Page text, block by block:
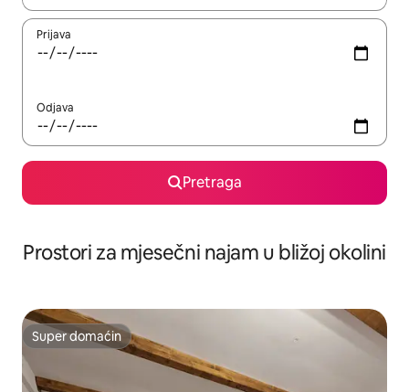
Prijava
Odjava
Pretraga
Prostori za mjesečni najam u bližoj okolini
Super domaćin
Super domaćin